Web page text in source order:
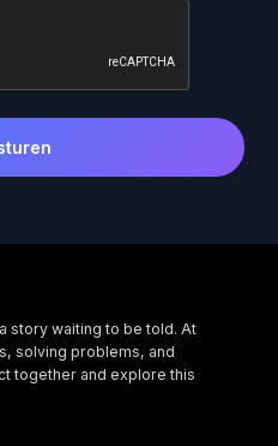
story waiting to be told. At
solving problems, and
together and explore this